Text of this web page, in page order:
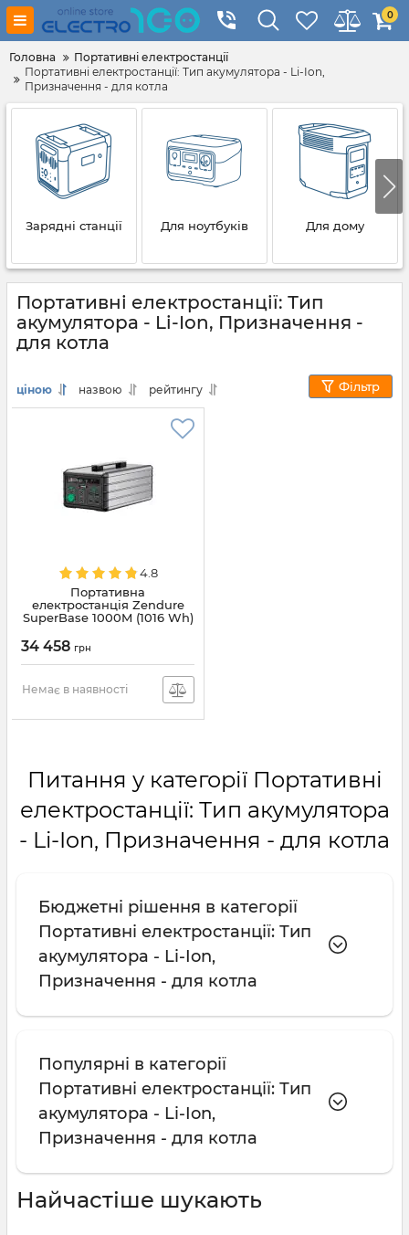
0
Головна
Портативні електростанції
Портативні електростанції: Тип акумулятора - Li-Ion,
Призначення - для котла
Зарядні станції Для ноутбуків Для дому
Портативні електростанції: Тип
акумулятора - Li-Ion, Призначення -
для котла
ціною назвою рейтингу Фільтр
4.8
Портативна
електростанція Zendure
SuperBase 1000M (1016 Wh)
34 458 грн
Немає в наявності
Питання у категорії Портативні
електростанції: Тип акумулятора
- Li-Ion, Призначення - для котла
Бюджетні рішення в категорії
Портативні електростанції: Тип
акумулятора - Li-Ion,
Призначення - для котла
Популярні в категорії
Портативні електростанції: Тип
акумулятора - Li-Ion,
Призначення - для котла
Найчастіше шукають